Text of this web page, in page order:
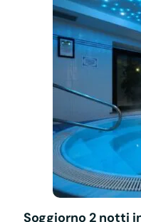
Soggiorno 2 notti